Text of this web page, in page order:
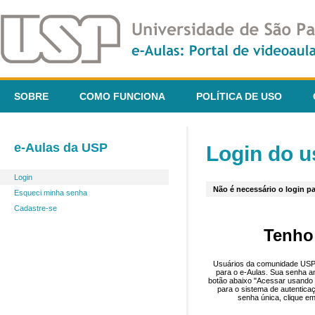
SOBRE COMO FUNCIONA POLÍTICA DE USO
e-Aulas da USP
Login
Esqueci minha senha
Cadastre-se
Login do
Não é necessário o login
Usuários da comunidade
para o e-Aulas. Sua senha
botão abaixo "Acessar
para o sistema de
senha única, clique